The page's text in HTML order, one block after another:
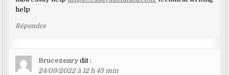
help
Répondre
Brucezenry dit :
24/09/2022 à 12 h 43 min